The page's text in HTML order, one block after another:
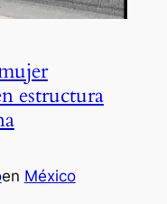
estructura
en México